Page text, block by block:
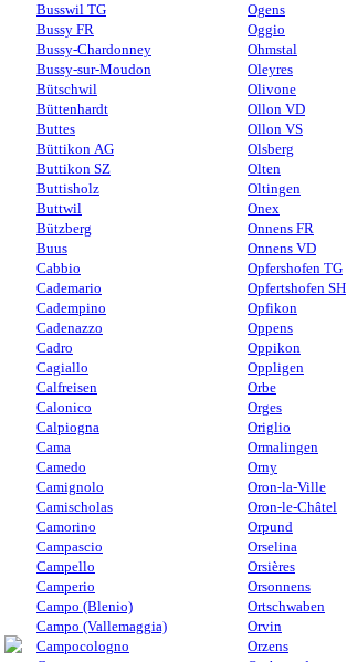
Busswil TG
Bussy FR
Bussy-Chardonney
Bussy-sur-Moudon
Bütschwil
Büttenhardt
Buttes
Büttikon AG
Buttikon SZ
Buttisholz
Buttwil
Bützberg
Buus
Cabbio
Cademario
Cadempino
Cadenazzo
Cadro
Cagiallo
Calfreisen
Calonico
Calpiogna
Cama
Camedo
Camignolo
Camischolas
Camorino
Campascio
Campello
Camperio
Campo (Blenio)
Campo (Vallemaggia)
Campocologno
Ogens
Oggio
Ohmstal
Oleyres
Olivone
Ollon VD
Ollon VS
Olsberg
Olten
Oltingen
Onex
Onnens FR
Onnens VD
Opfershofen TG
Opfertshofen SH
Opfikon
Oppens
Oppikon
Oppligen
Orbe
Orges
Origlio
Ormalingen
Orny
Oron-la-Ville
Oron-le-Châtel
Orpund
Orselina
Orsières
Orsonnens
Ortschwaben
Orvin
Orzens